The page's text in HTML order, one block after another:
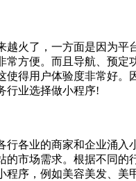
越火了，一方面是因为平
常方便。而且导航、预定
使得用户体验度非常好。
行业选择做小程序!
行各业的商家和企业涌入
的市场需求。根据不同的
程序，例如美容美发、美